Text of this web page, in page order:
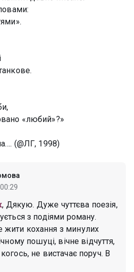
«любий»?»
(@ЛГ, 1998)
, Дякую. Дуже чуттєва поезія,
з подіями роману.
жити кохання з минулих
пошуці, вічне відчуття,
не вистачає поруч. В